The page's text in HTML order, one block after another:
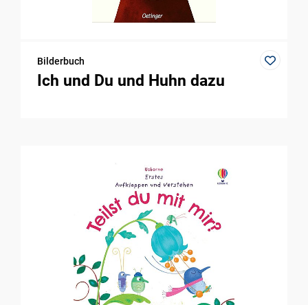
Bilderbuch
Ich und Du und Huhn dazu